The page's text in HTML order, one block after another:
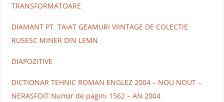
TRANSFORMATOARE
DIAMANT PT. TAIAT GEAMURI VIINTAGE DE COLECTIE.
RUSESC MINER DIN LEMN
DIAPOZITIVE
DICTIONAR TEHNIC ROMAN ENGLEZ 2004 – NOU NOUT –
NERASFOIT Număr de pagini 1562 – AN 2004